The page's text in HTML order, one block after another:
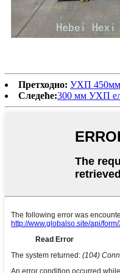
Претходно: УХП 450мм
Следеће:300 мм УХП